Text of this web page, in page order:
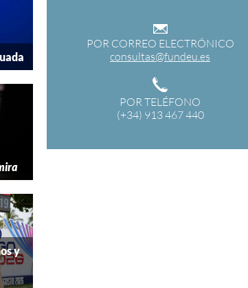
POR CORREO ELECTRÓNICO
consultas@fundeu.es
POR TELÉFONO
(+34) 913 467 440
y